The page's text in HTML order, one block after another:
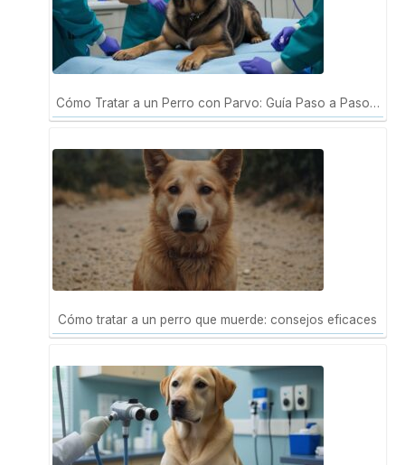
Cómo Tratar a un Perro con Parvo: Guía Paso a Paso…
Cómo tratar a un perro que muerde: consejos eficaces